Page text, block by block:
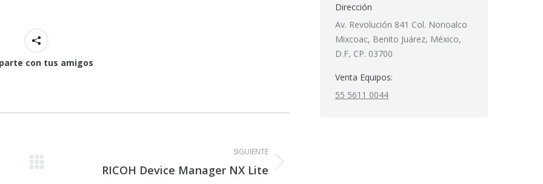
con tus amigos
SIGUIENTE
RICOH Device Manager NX Lite
Dirección
Av. Revolución 841 Col. Nonoalco
Mixcoac, Benito Juárez, México,
D.F, CP. 03700
Venta Equipos:
55 5611 0044